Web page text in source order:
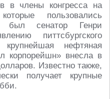
в члены конгресса на
пользовались
был сенатор Генри
питтсбургского
нефтяная
корпорейшн» внесла в
Известно также,
получает крупные